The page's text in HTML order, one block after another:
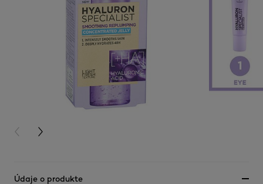
PREVIOUS CARD
NEXT CARD
Údaje o produkte